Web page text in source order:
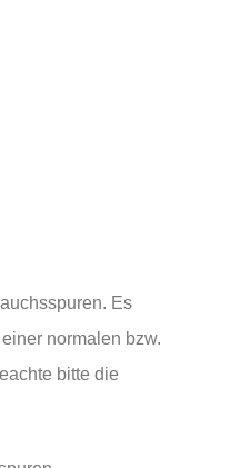
Es
normalen bzw.
bitte die